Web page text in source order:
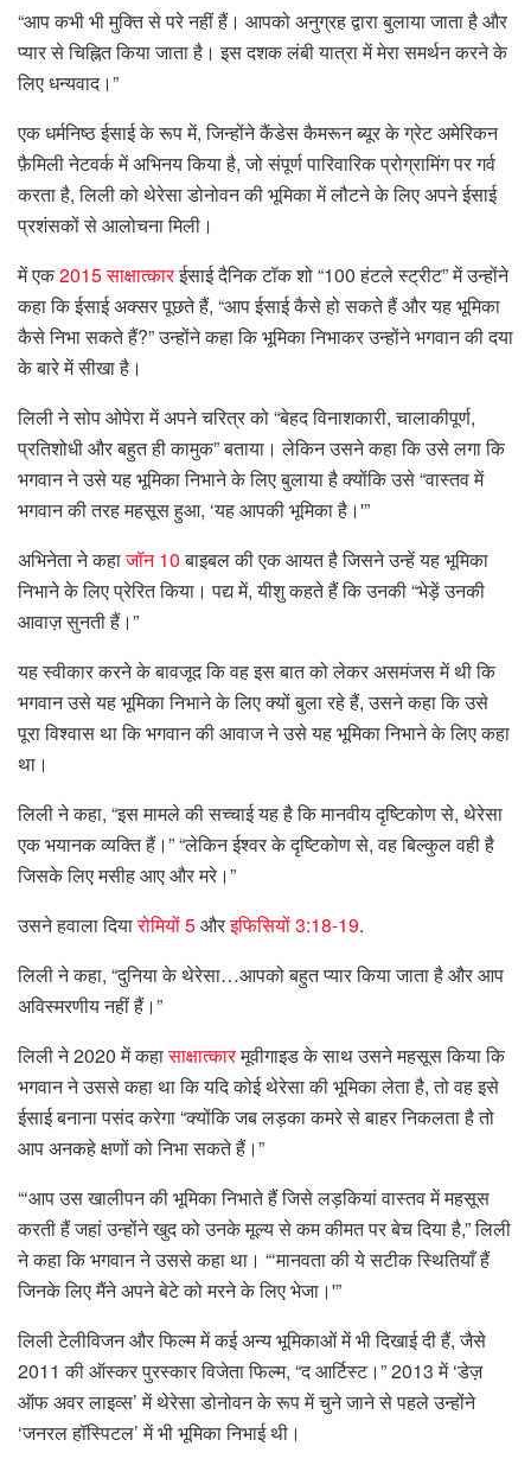
“आप कभी भी मुक्ति से परे नहीं हैं। आपको अनुग्रह द्वारा बुलाया जाता है और
प्यार से चिह्नित किया जाता है। इस दशक लंबी यात्रा में मेरा समर्थन करने के
लिए धन्यवाद।”
एक धर्मनिष्ठ ईसाई के रूप में, जिन्होंने कैंडेस कैमरून ब्यूर के ग्रेट अमेरिकन
फ़ैमिली नेटवर्क में अभिनय किया है, जो संपूर्ण पारिवारिक प्रोग्रामिंग पर गर्व
करता है, लिली को थेरेसा डोनोवन की भूमिका में लौटने के लिए अपने ईसाई
प्रशंसकों से आलोचना मिली।
में एक2015 साक्षात्कारईसाई दैनिक टॉक शो “100 हंटले स्ट्रीट” में उन्होंने
कहा कि ईसाई अक्सर पूछते हैं, “आप ईसाई कैसे हो सकते हैं और यह भूमिका
कैसे निभा सकते हैं?” उन्होंने कहा कि भूमिका निभाकर उन्होंने भगवान की दया
के बारे में सीखा है।
लिली ने सोप ओपेरा में अपने चरित्र को “बेहद विनाशकारी, चालाकीपूर्ण,
प्रतिशोधी और बहुत ही कामुक” बताया। लेकिन उसने कहा कि उसे लगा कि
भगवान ने उसे यह भूमिका निभाने के लिए बुलाया है क्योंकि उसे “वास्तव में
भगवान की तरह महसूस हुआ, ‘यह आपकी भूमिका है।'”
अभिनेता ने कहाजॉन 10बाइबल की एक आयत है जिसने उन्हें यह भूमिका
निभाने के लिए प्रेरित किया। पद्य में, यीशु कहते हैं कि उनकी “भेड़ें उनकी
आवाज़ सुनती हैं।”
यह स्वीकार करने के बावजूद कि वह इस बात को लेकर असमंजस में थी कि
भगवान उसे यह भूमिका निभाने के लिए क्यों बुला रहे हैं, उसने कहा कि उसे
पूरा विश्वास था कि भगवान की आवाज ने उसे यह भूमिका निभाने के लिए कहा
था।
लिली ने कहा, “इस मामले की सच्चाई यह है कि मानवीय दृष्टिकोण से, थेरेसा
एक भयानक व्यक्ति हैं।” “लेकिन ईश्वर के दृष्टिकोण से, वह बिल्कुल वही है
जिसके लिए मसीह आए और मरे।”
उसने हवाला दियारोमियों 5औरइफिसियों 3:18-19.
लिली ने कहा, “दुनिया के थेरेसा…आपको बहुत प्यार किया जाता है और आप
अविस्मरणीय नहीं हैं।”
लिली ने 2020 में कहासाक्षात्कारमूवीगाइड के साथ उसने महसूस किया कि
भगवान ने उससे कहा था कि यदि कोई थेरेसा की भूमिका लेता है, तो वह इसे
ईसाई बनाना पसंद करेगा “क्योंकि जब लड़का कमरे से बाहर निकलता है तो
आप अनकहे क्षणों को निभा सकते हैं।”
“‘आप उस खालीपन की भूमिका निभाते हैं जिसे लड़कियां वास्तव में महसूस
करती हैं जहां उन्होंने खुद को उनके मूल्य से कम कीमत पर बेच दिया है,” लिली
ने कहा कि भगवान ने उससे कहा था। “‘मानवता की ये सटीक स्थितियाँ हैं
जिनके लिए मैंने अपने बेटे को मरने के लिए भेजा।'”
लिली टेलीविजन और फिल्म में कई अन्य भूमिकाओं में भी दिखाई दी हैं, जैसे
2011 की ऑस्कर पुरस्कार विजेता फिल्म, “द आर्टिस्ट।” 2013 में ‘डेज़
ऑफ अवर लाइव्स’ में थेरेसा डोनोवन के रूप में चुने जाने से पहले उन्होंने
‘जनरल हॉस्पिटल’ में भी भूमिका निभाई थी।